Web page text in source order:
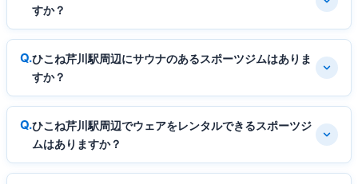
すか？
ひこね芹川駅周辺にサウナのあるスポーツジムはありま
すか？
ひこね芹川駅周辺でウェアをレンタルできるスポーツジ
ムはありますか？